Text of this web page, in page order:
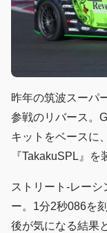
昨年の筑波スーパ
参戦のリバース。
キットをベースに
『TakakuSPL』を
ストリート-レー
ー。1分2秒086を
後が気になる結果